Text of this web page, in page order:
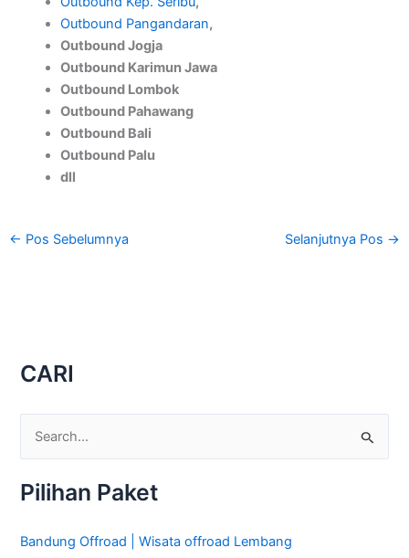
Outbound Pangandaran,
Outbound Jogja
Outbound Karimun Jawa
Outbound Lombok
Outbound Pahawang
Outbound Bali
Outbound Palu
dll
← Pos Sebelumnya Selanjutnya Pos →
CARI
u
Pilihan Paket
Bandung Offroad | Wisata offroad Lembang